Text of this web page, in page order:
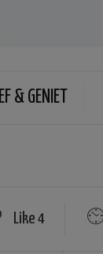
& GENIET
Like 4